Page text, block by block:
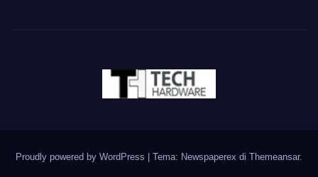
Proudly powered by WordPress | Tema: Newspaperex di Themeansar.